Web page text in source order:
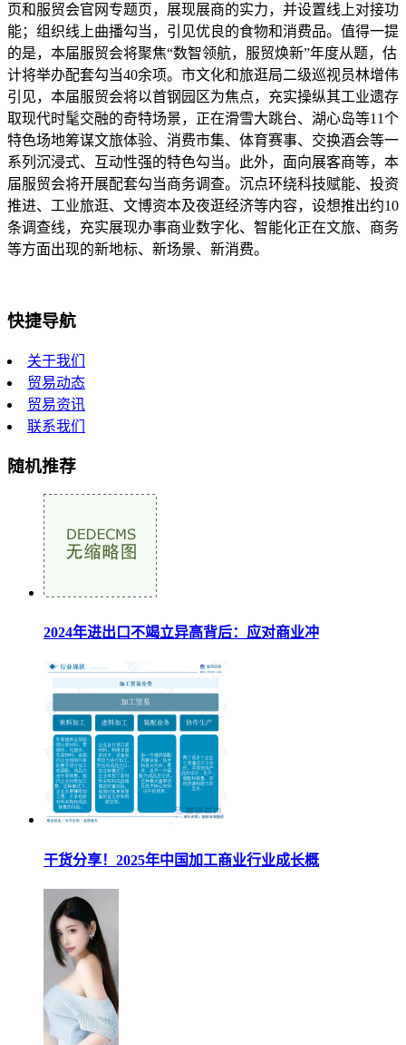
页和服贸会官网专题页，展现展商的实力，并设置线上对接功
能；组织线上曲播勾当，引见优良的食物和消费品。值得一提
的是，本届服贸会将聚焦“数智领航，服贸焕新”年度从题，估
计将举办配套勾当40余项。市文化和旅逛局二级巡视员林增伟
引见，本届服贸会将以首钢园区为焦点，充实操纵其工业遗存
取现代时髦交融的奇特场景，正在滑雪大跳台、湖心岛等11个
特色场地筹谋文旅体验、消费市集、体育赛事、交换酒会等一
系列沉浸式、互动性强的特色勾当。此外，面向展客商等，本
届服贸会将开展配套勾当商务调查。沉点环绕科技赋能、投资
推进、工业旅逛、文博资本及夜逛经济等内容，设想推出约10
条调查线，充实展现办事商业数字化、智能化正在文旅、商务
等方面出现的新地标、新场景、新消费。
快捷导航
关于我们
贸易动态
贸易资讯
联系我们
随机推荐
2024年进出口不竭立异高背后：应对商业冲
干货分享！2025年中国加工商业行业成长概